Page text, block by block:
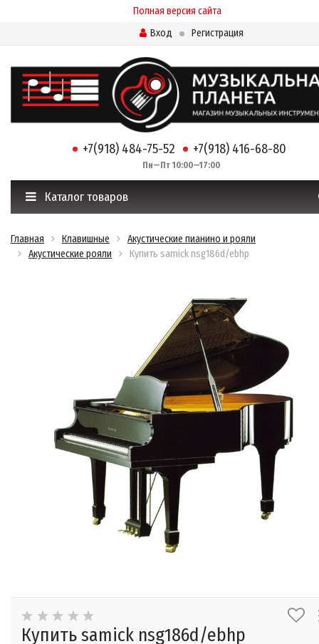
Полная версия сайта
Вход
Регистрация
+7(918) 484-75-52 +7(918) 416-68-80
Пн—Пт 10:00—17:00
Каталог товаров
Главная Клавишные
Акустические пианино и рояли
Акустические рояли
Купить samick nsg186d/ebhp
Купить samick nsg186d/ebhp